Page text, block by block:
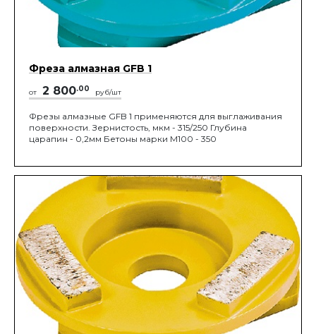
Фреза алмазная GFB 1
от 2 800.00 руб/шт
Фрезы алмазные GFB 1 применяются для выглаживания
поверхности. Зернистость, мкм - 315/250 Глубина
царапин - 0,2мм Бетоны марки М100 - 350